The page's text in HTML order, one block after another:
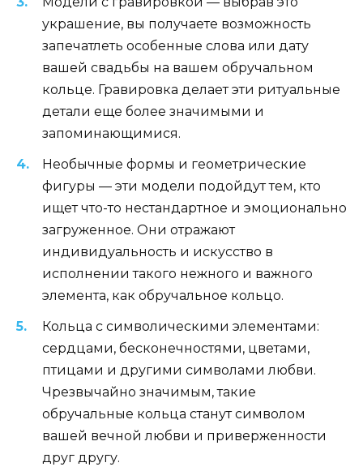
украшение, вы получаете возможность
запечатлеть особенные слова или дату
вашей свадьбы на вашем обручальном
кольце. Гравировка делает эти ритуальные
детали еще более значимыми и
запоминающимися.
Необычные формы и геометрические
фигуры — эти модели подойдут тем, кто
ищет что-то нестандартное и эмоционально
загруженное. Они отражают
индивидуальность и искусство в
исполнении такого нежного и важного
элемента, как обручальное кольцо.
Кольца с символическими элементами:
сердцами, бесконечностями, цветами,
птицами и другими символами любви.
Чрезвычайно значимым, такие
обручальные кольца станут символом
вашей вечной любви и приверженности
друг другу.